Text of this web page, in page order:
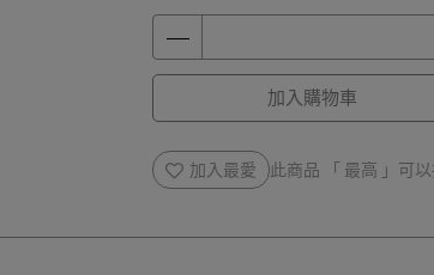
加入購物車
加入最愛 此商品 「 最高 」可以